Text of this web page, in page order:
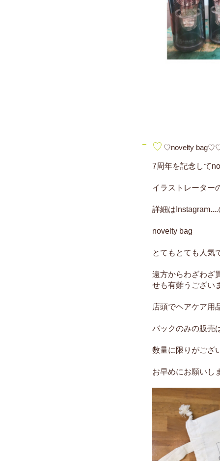
♡ ♡novelty
7周年を記念して
イラストレータ
詳細は
novelty bag
とてもとても人気
遠方からわざわざ
せも有難うござい
店頭でヘアケア用
バックのみの販売
数量に限りがござ
お早めにお願いし